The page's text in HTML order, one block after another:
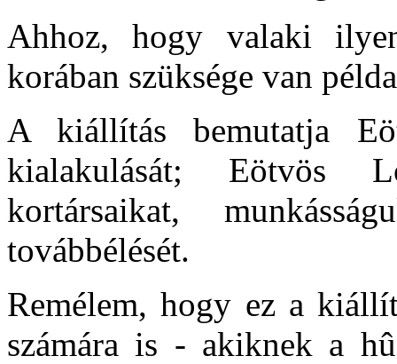
Ahhoz, hogy valaki
korában szüksége van
A kiállítás bemutatja
kialakulását; Eötvös
kortársaikat,
továbbélését.
Remélem, hogy ez a
számára is - akiknek a